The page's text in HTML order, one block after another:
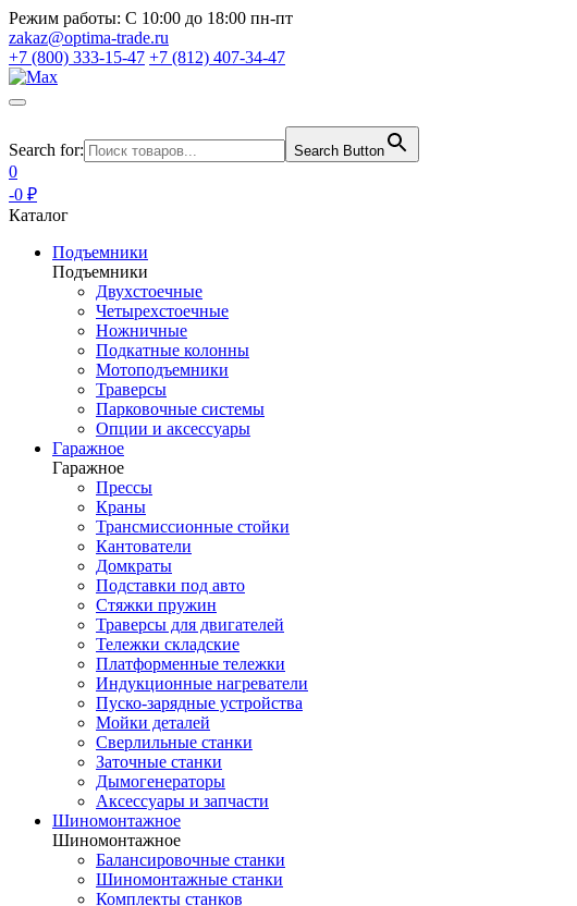
Режим работы: С 10:00 до 18:00 пн-пт
zakaz@optima-trade.ru
+7 (800) 333-15-47 +7 (812) 407-34-47
Search for: Search Button
0
-0 ₽
Каталог
Подъемники
Подъемники
Двухстоечные
Четырехстоечные
Ножничные
Подкатные колонны
Мотоподъемники
Траверсы
Парковочные системы
Опции и аксессуары
Гаражное
Гаражное
Прессы
Краны
Трансмиссионные стойки
Кантователи
Домкраты
Подставки под авто
Стяжки пружин
Траверсы для двигателей
Тележки складские
Платформенные тележки
Индукционные нагреватели
Пуско-зарядные устройства
Мойки деталей
Сверлильные станки
Заточные станки
Дымогенераторы
Аксессуары и запчасти
Шиномонтажное
Шиномонтажное
Балансировочные станки
Шиномонтажные станки
Комплекты станков